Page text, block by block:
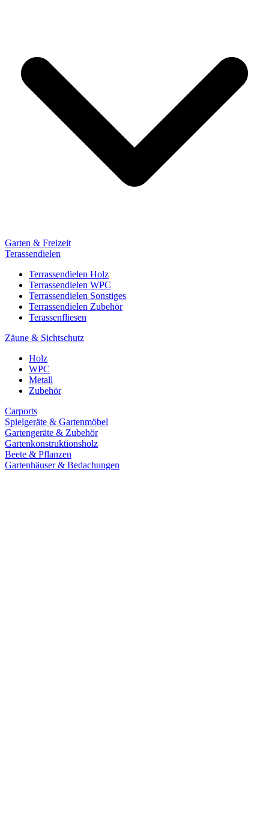
Garten & Freizeit
Terassendielen
Terrassendielen Holz
Terrassendielen WPC
Terrassendielen Sonstiges
Terrassendielen Zubehör
Terassenfliesen
Zäune & Sichtschutz
Holz
WPC
Metall
Zubehör
Carports
Spielgeräte & Gartenmöbel
Gartengeräte & Zubehör
Gartenkonstruktionsholz
Beete & Pflanzen
Gartenhäuser & Bedachungen